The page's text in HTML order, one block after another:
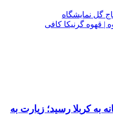
گل نمایشگاه
| قهوه گرنیکا کافی
به کربلا رسید؛ زیارت به